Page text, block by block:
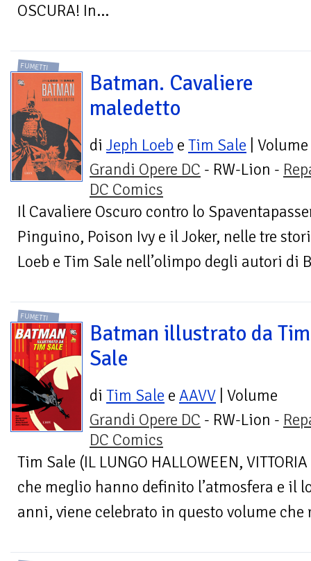
OSCURA! In...
FUMETTI
Batman. Cavaliere
maledetto
di Jeph Loeb e Tim Sale | Volume
Grandi Opere DC - RW-Lion -
DC Comics
Il Cavaliere Oscuro contro lo
Pinguino, Poison Ivy e il Joker, nelle tre
Loeb e Tim Sale nell’olimpo degli autori di
FUMETTI
Batman illustrato da Tim
Sale
di Tim Sale e AAVV | Volume
Grandi Opere DC - RW-Lion -
DC Comics
Tim Sale (IL LUNGO HALLOWEEN,
che meglio hanno definito l’atmosfera e il
anni, viene celebrato in questo volume che